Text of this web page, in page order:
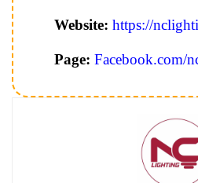
Website: https://
Page: Facebook.com/